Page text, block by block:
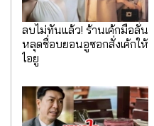
ลบไม่ทันแล้ว! ร้านเค้กมือลั่น
หลุดชื่อบยอนอูซอกสั่งเค้กให้
ไอยู